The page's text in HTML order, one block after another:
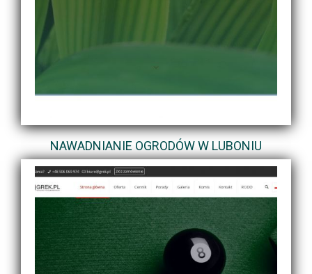
NAWADNIANIE OGRODÓW W LUBONIU